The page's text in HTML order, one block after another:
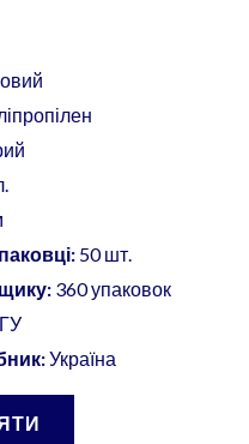
50 шт.
360 упаковок
Україна